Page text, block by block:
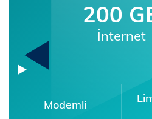
200
İnternet
Modemli